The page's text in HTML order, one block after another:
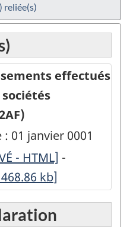
reliée(s)
effectués
01 janvier 0001
- HTML] -
kb]